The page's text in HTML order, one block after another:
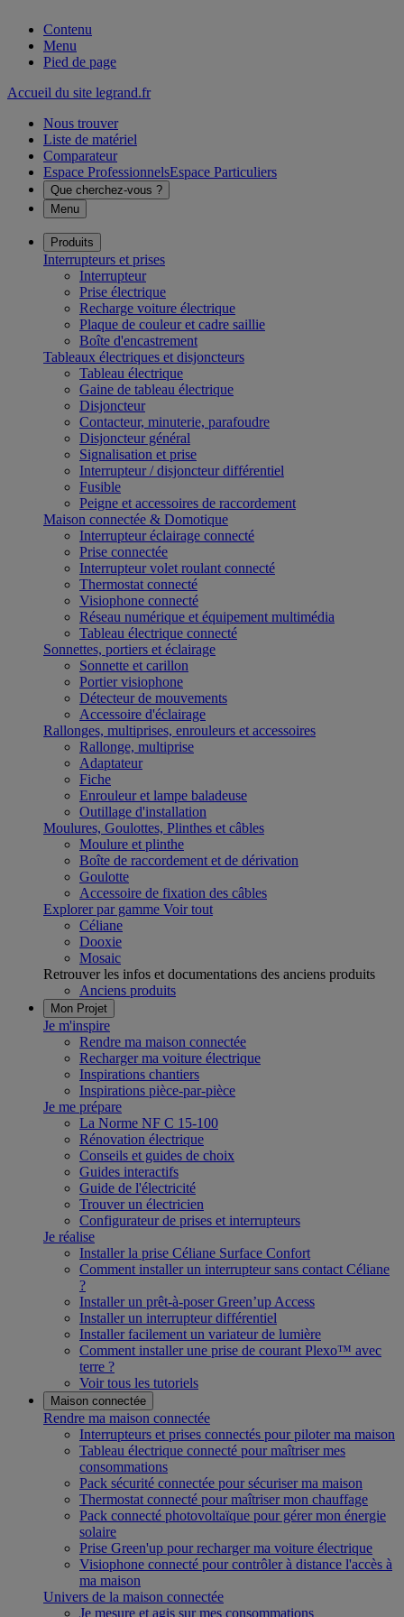
Contenu
Menu
Pied de page
Accueil du site legrand.fr
Nous trouver
Liste de matériel
Comparateur
Espace ProfessionnelsEspace Particuliers
Que cherchez-vous ?
Menu
Produits
Interrupteurs et prises
Interrupteur
Prise électrique
Recharge voiture électrique
Plaque de couleur et cadre saillie
Boîte d'encastrement
Tableaux électriques et disjoncteurs
Tableau électrique
Gaine de tableau électrique
Disjoncteur
Contacteur, minuterie, parafoudre
Disjoncteur général
Signalisation et prise
Interrupteur / disjoncteur différentiel
Fusible
Peigne et accessoires de raccordement
Maison connectée & Domotique
Interrupteur éclairage connecté
Prise connectée
Interrupteur volet roulant connecté
Thermostat connecté
Visiophone connecté
Réseau numérique et équipement multimédia
Tableau électrique connecté
Sonnettes, portiers et éclairage
Sonnette et carillon
Portier visiophone
Détecteur de mouvements
Accessoire d'éclairage
Rallonges, multiprises, enrouleurs et accessoires
Rallonge, multiprise
Adaptateur
Fiche
Enrouleur et lampe baladeuse
Outillage d'installation
Moulures, Goulottes, Plinthes et câbles
Moulure et plinthe
Boîte de raccordement et de dérivation
Goulotte
Accessoire de fixation des câbles
Explorer par gamme Voir tout
Céliane
Dooxie
Mosaic
Retrouver les infos et documentations des anciens produits
Anciens produits
Mon Projet
Je m'inspire
Rendre ma maison connectée
Recharger ma voiture électrique
Inspirations chantiers
Inspirations pièce-par-pièce
Je me prépare
La Norme NF C 15-100
Rénovation électrique
Conseils et guides de choix
Guides interactifs
Guide de l'électricité
Trouver un électricien
Configurateur de prises et interrupteurs
Je réalise
Installer la prise Céliane Surface Confort
Comment installer un interrupteur sans contact Céliane
?
Installer un prêt-à-poser Green’up Access
Installer un interrupteur différentiel
Installer facilement un variateur de lumière
Comment installer une prise de courant Plexo™ avec
terre ?
Voir tous les tutoriels
Maison connectée
Rendre ma maison connectée
Interrupteurs et prises connectés pour piloter ma maison
Tableau électrique connecté pour maîtriser mes
consommations
Pack sécurité connectée pour sécuriser ma maison
Thermostat connecté pour maîtriser mon chauffage
Pack connecté photovoltaïque pour gérer mon énergie
solaire
Prise Green'up pour recharger ma voiture électrique
Visiophone connecté pour contrôler à distance l'accès à
ma maison
Univers de la maison connectée
Je mesure et agis sur mes consommations